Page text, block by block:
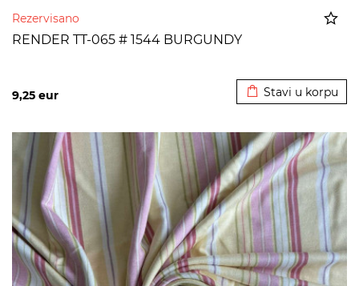
Rezervisano
RENDER TT-065 # 1544 BURGUNDY
9,25 eur Stavi u korpu